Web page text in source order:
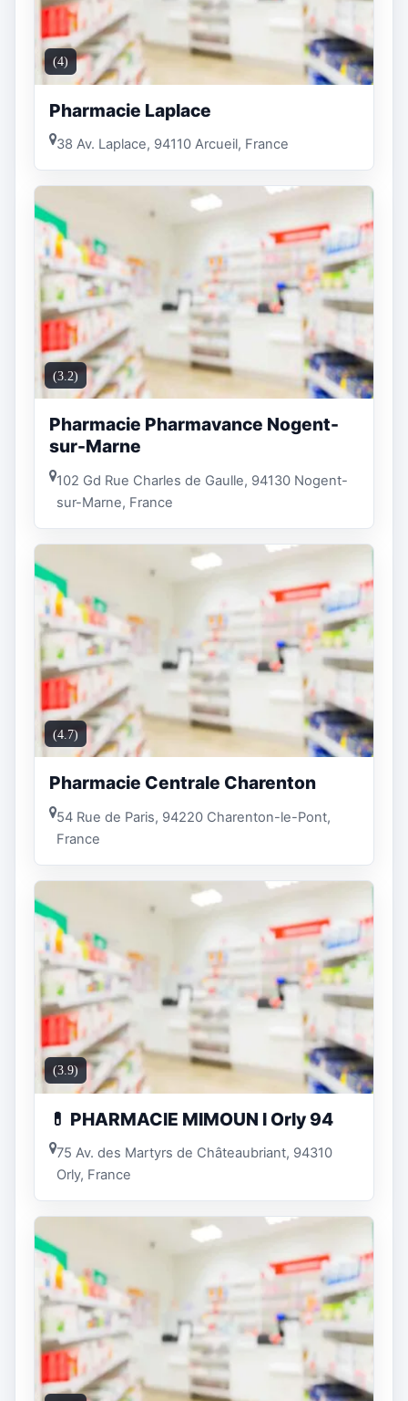
(4)
Pharmacie Laplace
38 Av. Laplace, 94110 Arcueil, France
(3.2)
Pharmacie Pharmavance Nogent-
sur-Marne
102 Gd Rue Charles de Gaulle, 94130 Nogent-
sur-Marne, France
(4.7)
Pharmacie Centrale Charenton
54 Rue de Paris, 94220 Charenton-le-Pont,
France
(3.9)
💊 PHARMACIE MIMOUN l Orly 94
75 Av. des Martyrs de Châteaubriant, 94310
Orly, France